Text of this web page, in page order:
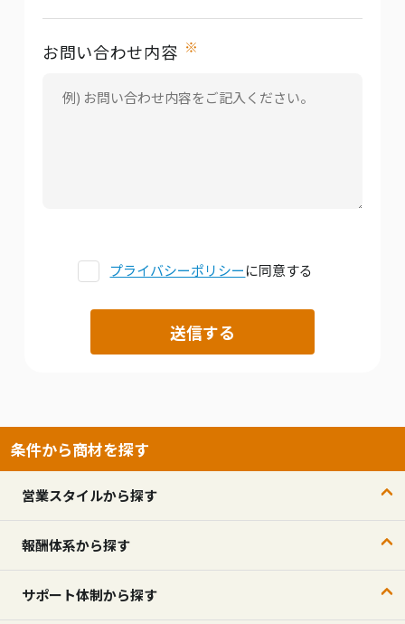
お問い合わせ内容 ※
プライバシーポリシーに同意する
条件から商材を探す
営業スタイルから探す
報酬体系から探す
サポート体制から探す